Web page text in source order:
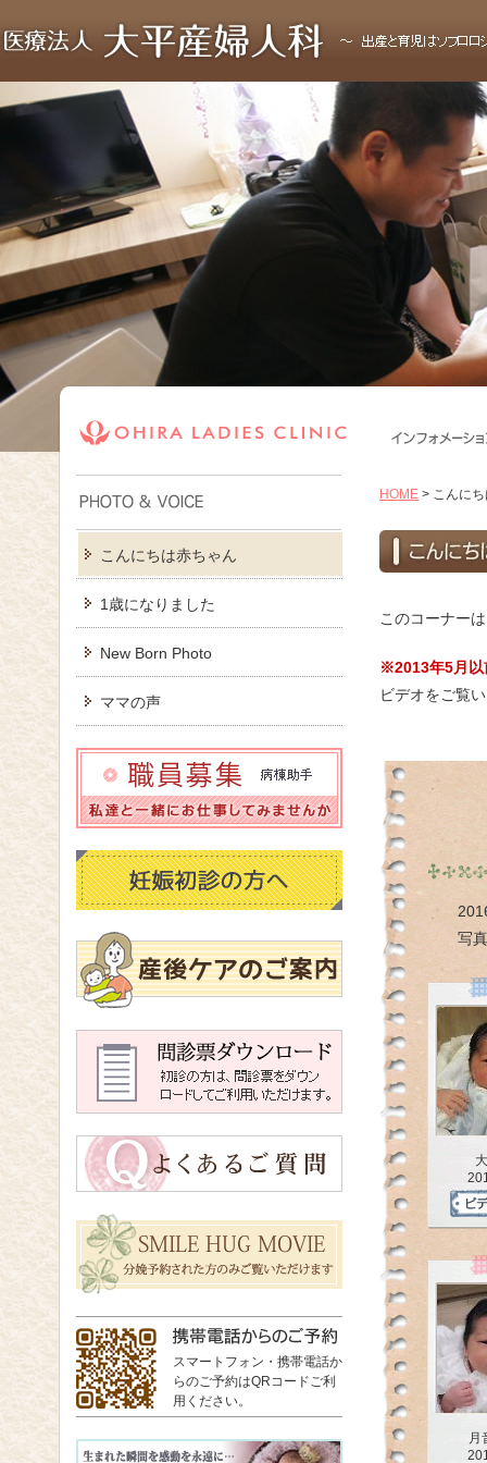
こんにちは赤ちゃん
1歳になりました
New Born Photo
ママの声
スマートフォン・携帯電話か
らのご予約はQRコードご利
用ください。
HOME > こんに
このコーナー
※2013年5月以
ビデオをご覧
写
月